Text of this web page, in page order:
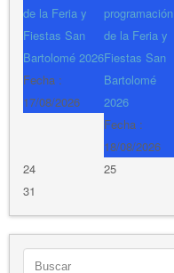
de la Feria y
Fiestas San
Bartolomé 2026
Fecha :
17/08/2026
programación
de la Feria y
Fiestas San
Bartolomé
2026
Fecha :
18/08/2026
24 25
31